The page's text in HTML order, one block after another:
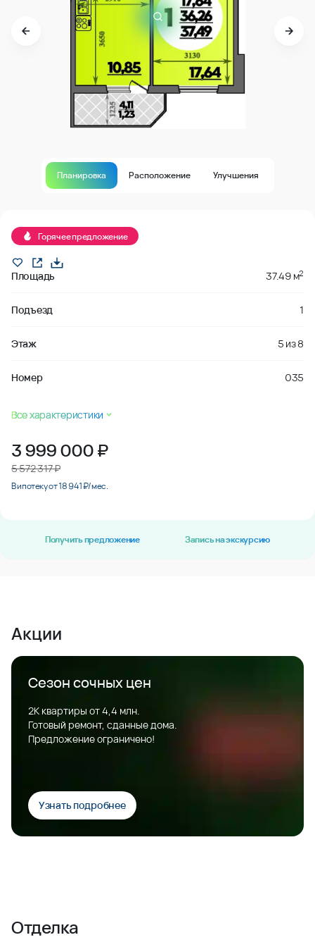
Планировка Расположение Улучшения
Горячее предложение
Площадь 37.49 м2
Подъезд 1
Этаж 5 из8
Номер 035
Все характеристики
3 999 000₽
5 572 317 ₽
В ипотеку от 18 941 ₽/мес.
Получить предложение Запись на экскурсию
Акции
Сезон сочных цен
2К квартиры от 4,4 млн.
Готовый ремонт, сданные дома.
Предложение ограничено!
Узнать подробнее
Отделка